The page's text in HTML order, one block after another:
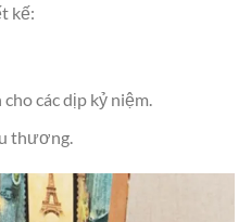
kế:
các dịp kỷ niệm.
thương.